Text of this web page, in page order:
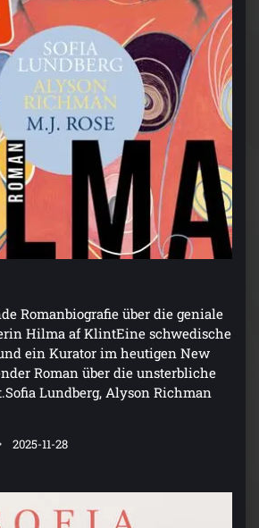
Romanbiografie über die geniale
Hilma af KlintEine schwedische
ein Kurator im heutigen New
Roman über die unsterbliche
Lundberg, Alyson Richman
2025-11-28